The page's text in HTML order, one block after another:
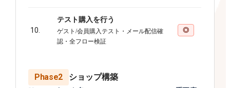
10.
テスト購入を行う
ゲスト/会員購入テスト・メール配信確
認・全フロー検証
◎
Phase2 ショップ構築